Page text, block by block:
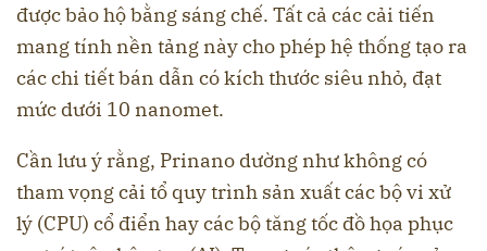
được bảo hộ bằng sáng chế. Tất cả các cải tiến
mang tính nền tảng này cho phép hệ thống tạo ra
các chi tiết bán dẫn có kích thước siêu nhỏ, đạt
mức dưới 10 nanomet.
Cần lưu ý rằng, Prinano dường như không có
tham vọng cải tổ quy trình sản xuất các bộ vi xử
lý (CPU) cổ điển hay các bộ tăng tốc đồ họa phục